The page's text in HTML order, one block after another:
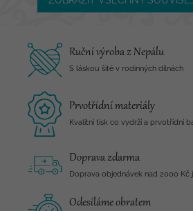
Ruční výroba z Nepálu
S láskou šité v rodinných dílnách
Prvotřídní materiály
Kvalitní tisk co vydrží a prvotřídní
Doprava zdarma
Doprava objednávek nad 2000 Kč
Odesíláme obratem